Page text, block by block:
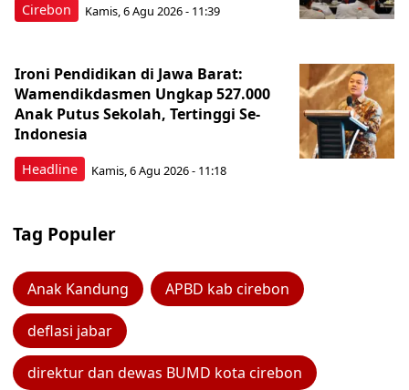
Cirebon Kamis, 6 Agu 2026 - 11:39
Headline
Ironi Pendidikan di Jawa Barat:
Wamendikdasmen Ungkap 527.000
Anak Putus Sekolah, Tertinggi Se-
Indonesia
Kamis, 6 Agu 2026 - 11:18
Tag Populer
Anak Kandung APBD kab cirebon
deflasi jabar
direktur dan dewas BUMD kota cirebon